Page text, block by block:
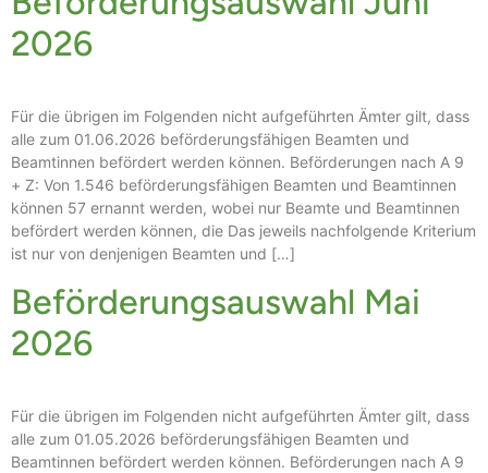
2026
Für die übrigen im Folgenden nicht aufgeführten Ämter gilt, dass
alle zum 01.06.2026 beförderungsfähigen Beamten und
Beamtinnen befördert werden können. Beförderungen nach A 9
+ Z: Von 1.546 beförderungsfähigen Beamten und Beamtinnen
können 57 ernannt werden, wobei nur Beamte und Beamtinnen
befördert werden können, die Das jeweils nachfolgende Kriterium
ist nur von denjenigen Beamten und […]
Beförderungsauswahl Mai
2026
Für die übrigen im Folgenden nicht aufgeführten Ämter gilt, dass
alle zum 01.05.2026 beförderungsfähigen Beamten und
Beamtinnen befördert werden können. Beförderungen nach A 9